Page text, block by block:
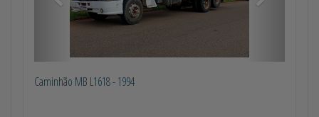
Caminhão MB L1618 - 1994